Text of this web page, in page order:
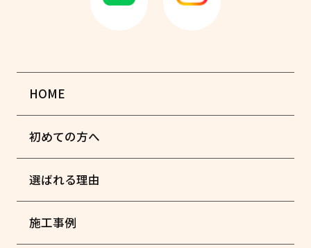
HOME
初めての方へ
選ばれる理由
施工事例